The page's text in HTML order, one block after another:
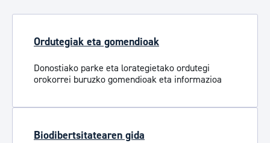
Ordutegiak eta gomendioak
Donostiako parke eta lorategietako ordutegi
orokorrei buruzko gomendioak eta informazioa
Biodibertsitatearen gida